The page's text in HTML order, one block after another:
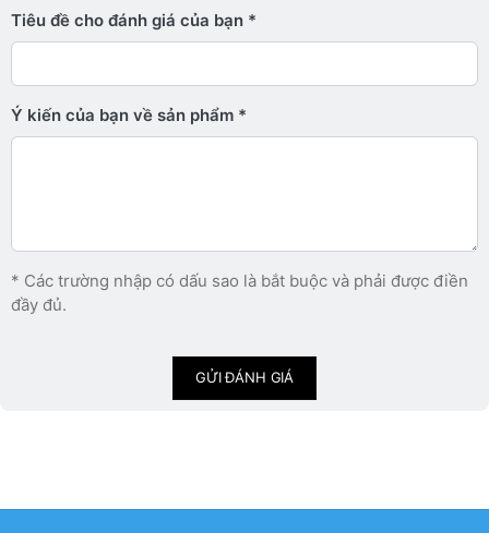
Tiêu đề cho đánh giá của bạn
Ý kiến ​​của bạn về sản phẩm
* Các trường nhập có dấu sao là bắt buộc và phải được điền
đầy đủ.
GỬI ĐÁNH GIÁ